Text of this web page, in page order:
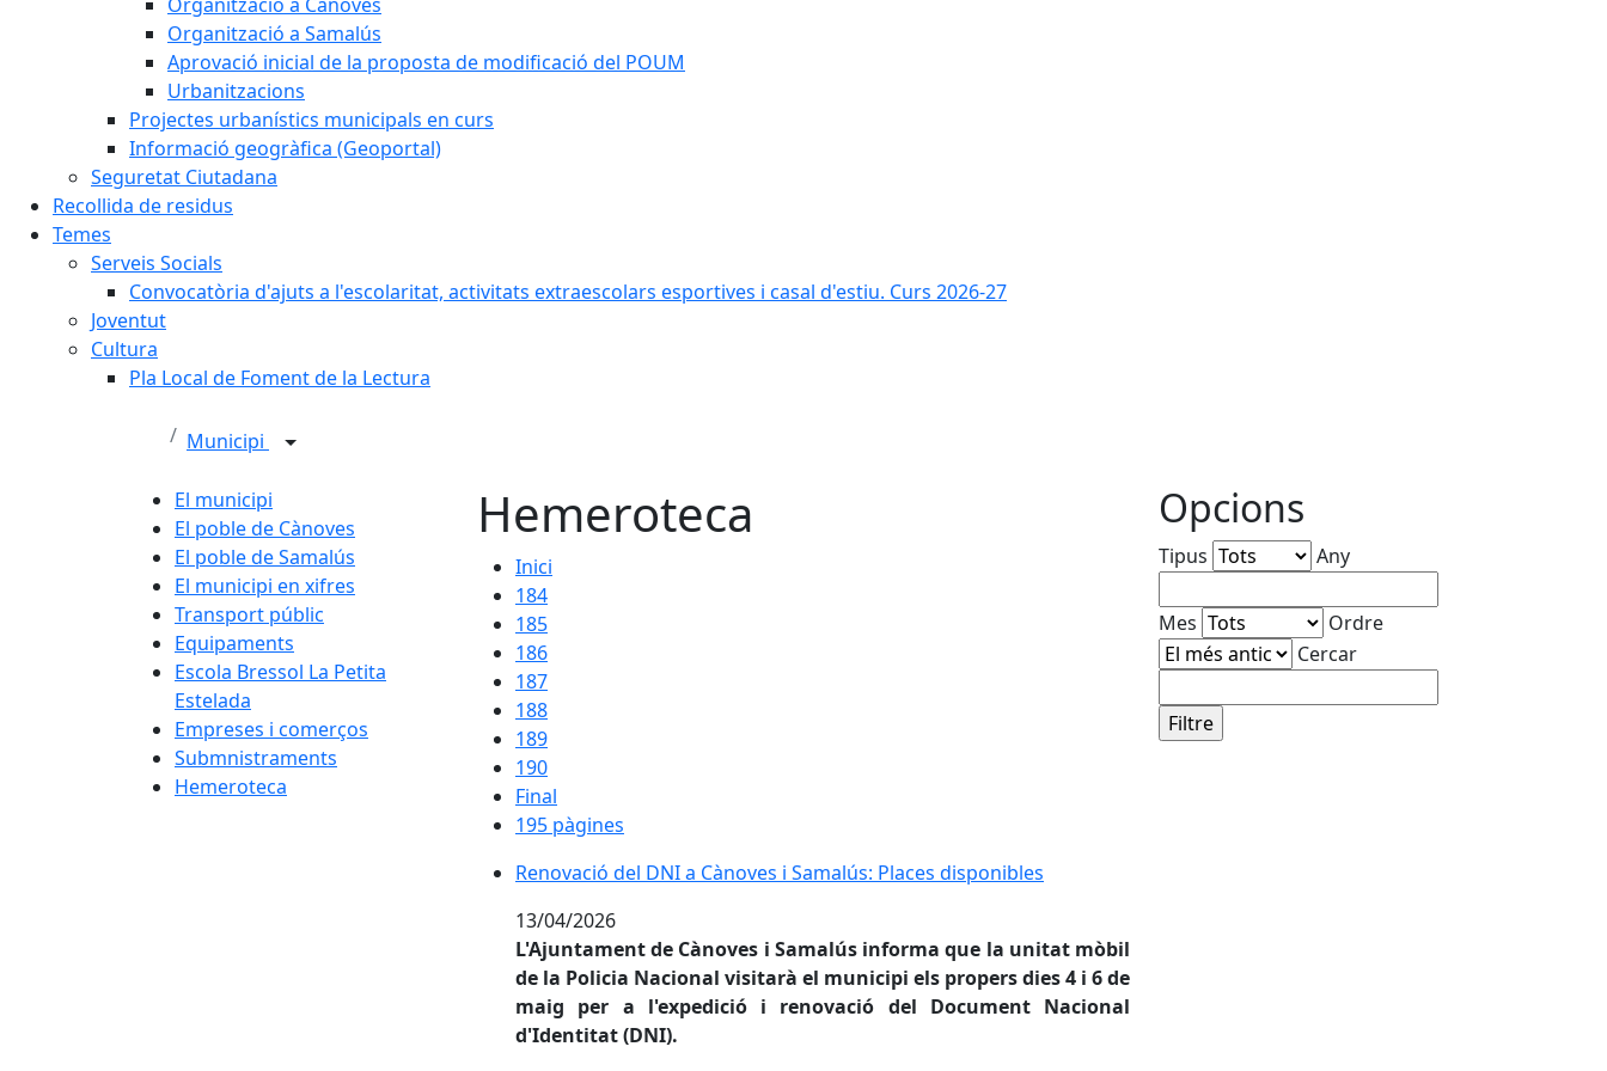
Organització a Samalús
Aprovació inicial de la proposta de modificació del POUM
Urbanitzacions
Projectes urbanístics municipals en curs
Informació geogràfica (Geoportal)
Seguretat Ciutadana
Recollida de residus
Temes
Serveis Socials
Convocatòria d'ajuts a l'escolaritat, activitats extraescolars esportives i casal d'estiu. Curs 2026-27
Joventut
Cultura
Pla Local de Foment de la Lectura
Municipi
El municipi
El poble de Cànoves
El poble de Samalús
El municipi en xifres
Transport públic
Equipaments
Escola Bressol La Petita
Estelada
Empreses i comerços
Submnistraments
Hemeroteca
Hemeroteca
Inici
184
185
186
187
188
189
190
Final
195 pàgines
Renovació del DNI a Cànoves i Samalús: Places disponibles
Renovació del DNI a Cànoves i Samalús: Places disponibles
13/04/2026
L'Ajuntament de Cànoves i Samalús informa que la unitat mòbil
de la Policia Nacional visitarà el municipi els propers dies 4 i 6 de
maig per a l'expedició i renovació del Document Nacional
d'Identitat (DNI).
Opcions
Tipus Any
Mes
Ordre
Cercar